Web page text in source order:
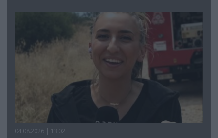
04.08.2026 | 13:02